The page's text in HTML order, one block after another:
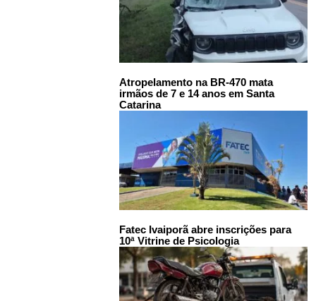
Atropelamento na BR-470 mata
irmãos de 7 e 14 anos em Santa
Catarina
Fatec Ivaiporã abre inscrições para
10ª Vitrine de Psicologia